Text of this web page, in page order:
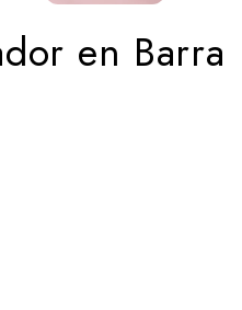
en Barra